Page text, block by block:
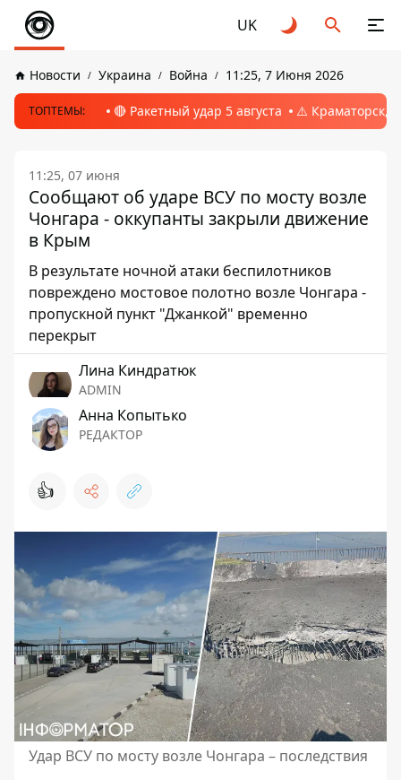
UK
Новости Украина Война 11:25, 7 Июня 2026
ТОПТЕМЫ: 🔴 Ракетный удар 5 августа ⚠️ Краматорск,
11:25, 07 июня
Сообщают об ударе ВСУ по мосту возле
Чонгара - оккупанты закрыли движение
в Крым
В результате ночной атаки беспилотников
повреждено мостовое полотно возле Чонгара -
пропускной пункт "Джанкой" временно
перекрыт
Лина Киндратюк
ADMIN
Анна Копытько
РЕДАКТОР
👍
Удар ВСУ по мосту возле Чонгара – последствия